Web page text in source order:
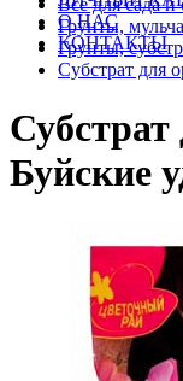
О НАС
КОНТАКТЫ
Всё для сада и
Грунты, мульча
Грунты,
Субстрат для
Субстрат
Буйские